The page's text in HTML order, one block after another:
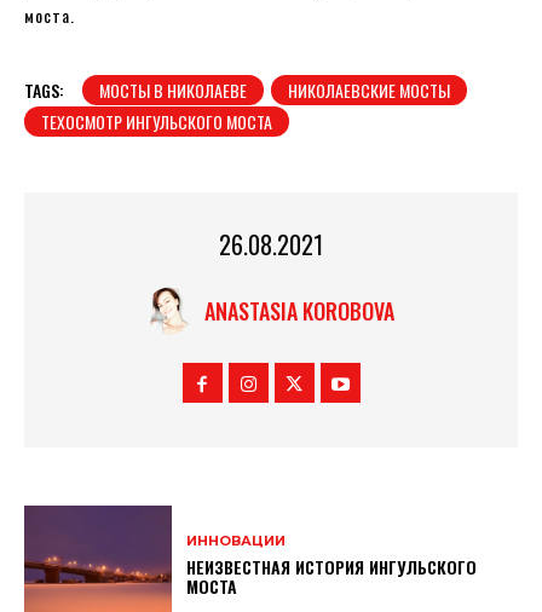
моста.
TAGS: МОСТЫ В НИКОЛАЕВЕ
НИКОЛАЕВСКИЕ МОСТЫ
ТЕХОСМОТР ИНГУЛЬСКОГО МОСТА
26.08.2021
ANASTASIA KOROBOVA
ИННОВАЦИИ
НЕИЗВЕСТНАЯ ИСТОРИЯ ИНГУЛЬСКОГО
МОСТА